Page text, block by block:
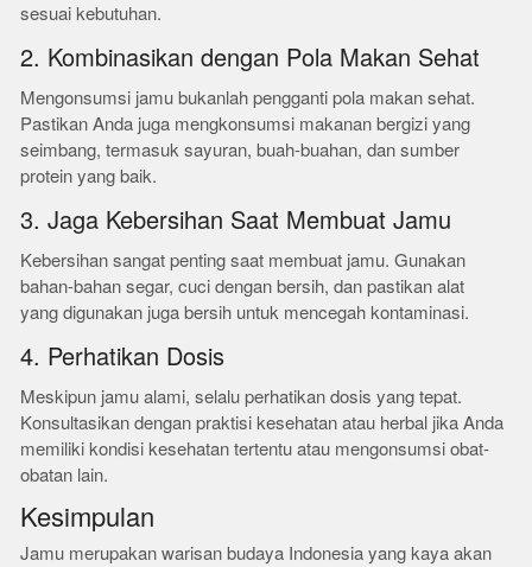
sesuai kebutuhan.
2. Kombinasikan dengan Pola Makan Sehat
Mengonsumsi jamu bukanlah pengganti pola makan sehat.
Pastikan Anda juga mengkonsumsi makanan bergizi yang
seimbang, termasuk sayuran, buah-buahan, dan sumber
protein yang baik.
3. Jaga Kebersihan Saat Membuat Jamu
Kebersihan sangat penting saat membuat jamu. Gunakan
bahan-bahan segar, cuci dengan bersih, dan pastikan alat
yang digunakan juga bersih untuk mencegah kontaminasi.
4. Perhatikan Dosis
Meskipun jamu alami, selalu perhatikan dosis yang tepat.
Konsultasikan dengan praktisi kesehatan atau herbal jika Anda
memiliki kondisi kesehatan tertentu atau mengonsumsi obat-
obatan lain.
Kesimpulan
Jamu merupakan warisan budaya Indonesia yang kaya akan